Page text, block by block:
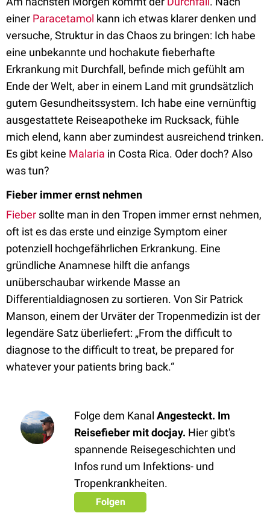
einer Paracetamol kann ich etwas klarer denken und
versuche, Struktur in das Chaos zu bringen: Ich habe
eine unbekannte und hochakute fieberhafte
Erkrankung mit Durchfall, befinde mich gefühlt am
Ende der Welt, aber in einem Land mit grundsätzlich
gutem Gesundheitssystem. Ich habe eine vernünftig
ausgestattete Reiseapotheke im Rucksack, fühle
mich elend, kann aber zumindest ausreichend trinken.
Es gibt keine Malaria in Costa Rica. Oder doch? Also
was tun?
Fieber immer ernst nehmen
Fieber sollte man in den Tropen immer ernst nehmen,
oft ist es das erste und einzige Symptom einer
potenziell hochgefährlichen Erkrankung. Eine
gründliche Anamnese hilft die anfangs
unüberschaubar wirkende Masse an
Differentialdiagnosen zu sortieren. Von Sir Patrick
Manson, einem der Urväter der Tropenmedizin ist der
legendäre Satz überliefert: „From the difficult to
diagnose to the difficult to treat, be prepared for
whatever your patients bring back.“
Folge dem Kanal Angesteckt. Im
Reisefieber mit docjay. Hier gibt's
spannende Reisegeschichten und
Infos rund um Infektions- und
Tropenkrankheiten.
Folgen